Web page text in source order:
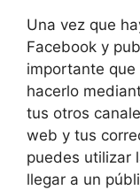
Una vez que
Facebook y
importante
hacerlo
tus otros
web y tus
puedes utilizar
llegar a un